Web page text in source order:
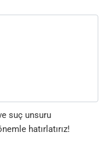
suç unsuru
hatırlatırız!